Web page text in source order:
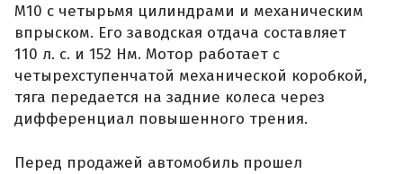
M10 с четырьмя цилиндрами и механическим
впрыском. Его заводская отдача составляет
110 л. с. и 152 Нм. Мотор работает с
четырехступенчатой механической коробкой,
тяга передается на задние колеса через
дифференциал повышенного трения.
Перед продажей автомобиль прошел